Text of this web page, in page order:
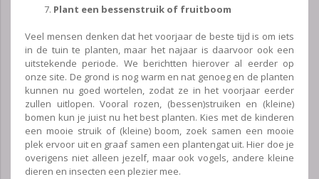
Plant een bessenstruik of fruitboom
Veel mensen denken dat het voorjaar de beste tijd is om iets
in de tuin te planten, maar het najaar is daarvoor ook een
uitstekende periode. We berichtten hierover al eerder op
onze site. De grond is nog warm en nat genoeg en de planten
kunnen nu goed wortelen, zodat ze in het voorjaar eerder
zullen uitlopen. Vooral rozen, (bessen)struiken en (kleine)
bomen kun je juist nu het best planten. Kies met de kinderen
een mooie struik of (kleine) boom, zoek samen een mooie
plek ervoor uit en graaf samen een plantengat uit. Hier doe je
overigens niet alleen jezelf, maar ook vogels, andere kleine
dieren en insecten een plezier mee.